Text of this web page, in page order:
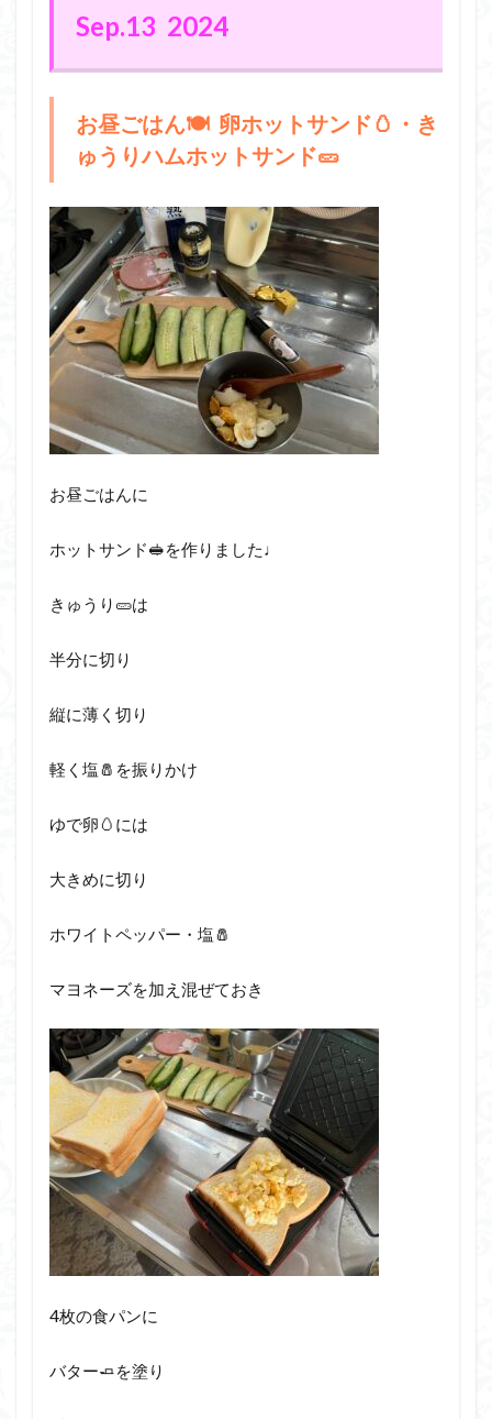
Sep.13 2024
お昼ごはん🍽️ 卵ホットサンド🥚・き
ゅうりハムホットサンド🥒
お昼ごはんに
ホットサンド🥪を作りました♩
きゅうり🥒は
半分に切り
縦に薄く切り
軽く塩🧂を振りかけ
ゆで卵🥚には
大きめに切り
ホワイトペッパー・塩🧂
マヨネーズを加え混ぜておき
4枚の食パンに
バター🧈を塗り